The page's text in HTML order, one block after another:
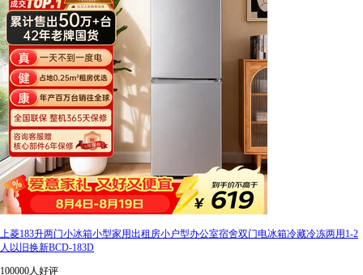
上菱183升两门小冰箱小型家用出租房小户型办公室宿舍双门电冰箱冷藏冷冻两用1-2
人以旧换新BCD-183D
100000人好评